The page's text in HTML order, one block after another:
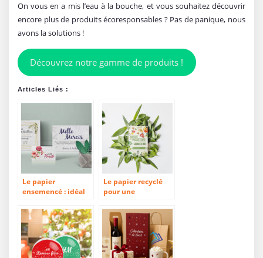
On vous en a mis l’eau à la bouche, et vous souhaitez découvrir
encore plus de produits écoresponsables ? Pas de panique, nous
avons la solutions !
Découvrez notre gamme de produits !
Articles Liés :
Le papier
ensemencé : idéal
communication
éco-responsable et
artisanale
Le papier recyclé
pour une
éco-responsable